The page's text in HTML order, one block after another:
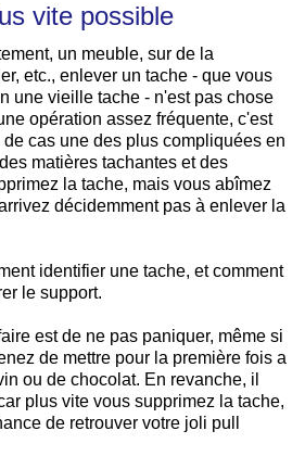
vite possible
un meuble, sur de la
etc., enlever un tache - que vous
une vieille tache - n'est pas chose
opération assez fréquente, c'est
cas une des plus compliquées en
matières tachantes et des
la tache, mais vous abîmez
décidemment pas à enlever la
identifier une tache, et comment
le support.
est de ne pas paniquer, même si
de mettre pour la première fois a
ou de chocolat. En revanche, il
plus vite vous supprimez la tache,
de retrouver votre joli pull